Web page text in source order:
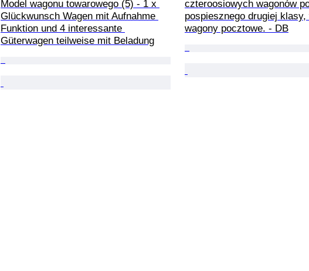
Model wagonu towarowego (5) - 1 x
Glückwunsch Wagen mit Aufnahme
Funktion und 4 interessante
Güterwagen teilweise mit Beladung
czteroosiowych wagonów
pospiesznego drugiej klasy,
wagony pocztowe. - DB